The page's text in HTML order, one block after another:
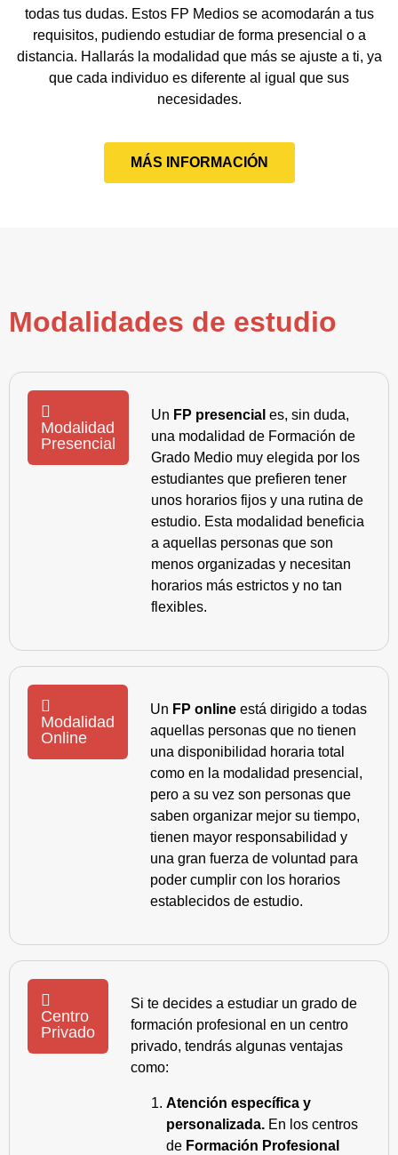
todas tus dudas. Estos FP Medios se acomodarán a tus
requisitos, pudiendo estudiar de forma presencial o a
distancia. Hallarás la modalidad que más se ajuste a ti, ya
que cada individuo es diferente al igual que sus
necesidades.
MÁS INFORMACIÓN
Modalidades de estudio
Modalidad
Presencial
Un FP presencial es, sin duda,
una modalidad de Formación de
Grado Medio muy elegida por los
estudiantes que prefieren tener
unos horarios fijos y una rutina de
estudio. Esta modalidad beneficia
a aquellas personas que son
menos organizadas y necesitan
horarios más estrictos y no tan
flexibles.
Modalidad
Online
Un FP online está dirigido a todas
aquellas personas que no tienen
una disponibilidad horaria total
como en la modalidad presencial,
pero a su vez son personas que
saben organizar mejor su tiempo,
tienen mayor responsabilidad y
una gran fuerza de voluntad para
poder cumplir con los horarios
establecidos de estudio.
Centro
Privado
Si te decides a estudiar un grado de
formación profesional en un centro
privado, tendrás algunas ventajas
como:
Atención específica y
personalizada. En los centros
de Formación Profesional